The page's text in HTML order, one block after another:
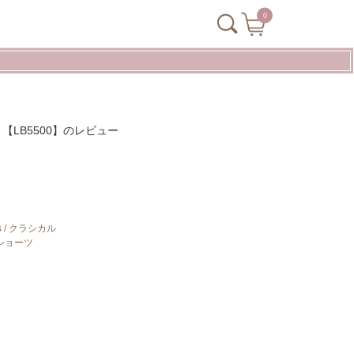
0
LB5500】のレビュー
クラシカル
ョーツ